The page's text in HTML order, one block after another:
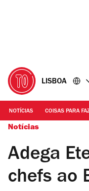
LISBOA
NOTÍCIAS COISAS PARA
Notícias
Adega
chefs ao